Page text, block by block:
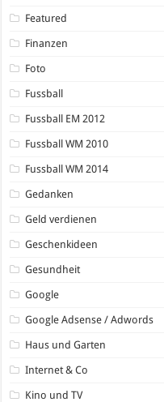
Featured
Finanzen
Foto
Fussball
Fussball EM 2012
Fussball WM 2010
Fussball WM 2014
Gedanken
Geld verdienen
Geschenkideen
Gesundheit
Google
Google Adsense / Adwords
Haus und Garten
Internet & Co
Kino und TV